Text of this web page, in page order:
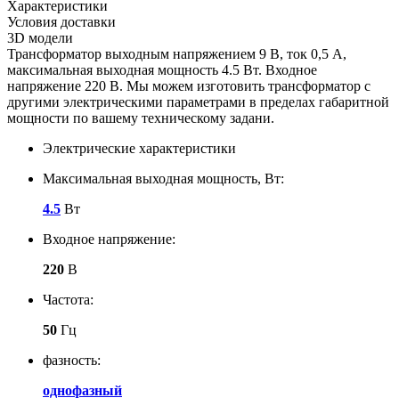
Характеристики
Условия доставки
3D модели
Трансформатор выходным напряжением 9 В, ток 0,5 А,
максимальная выходная мощность 4.5 Вт. Входное
напряжение 220 В. Мы можем изготовить трансформатор с
другими электрическими параметрами в пределах габаритной
мощности по вашему техническому задани.
Электрические характеристики
Максимальная выходная мощность, Вт:
4.5 Вт
Входное напряжение:
220 В
Частота:
50 Гц
фазность:
однофазный